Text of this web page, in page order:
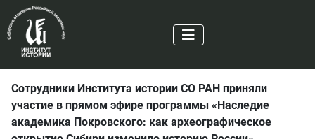
Сотрудники Института истории СО РАН приняли
участие в прямом эфире программы «Наследие
академика Покровского: как археографическое